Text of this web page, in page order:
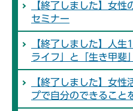
【終了しました】女
セミナー
【終了しました】人
ライフ」と「生き甲斐」
【終了しました】女
プで自分のできること